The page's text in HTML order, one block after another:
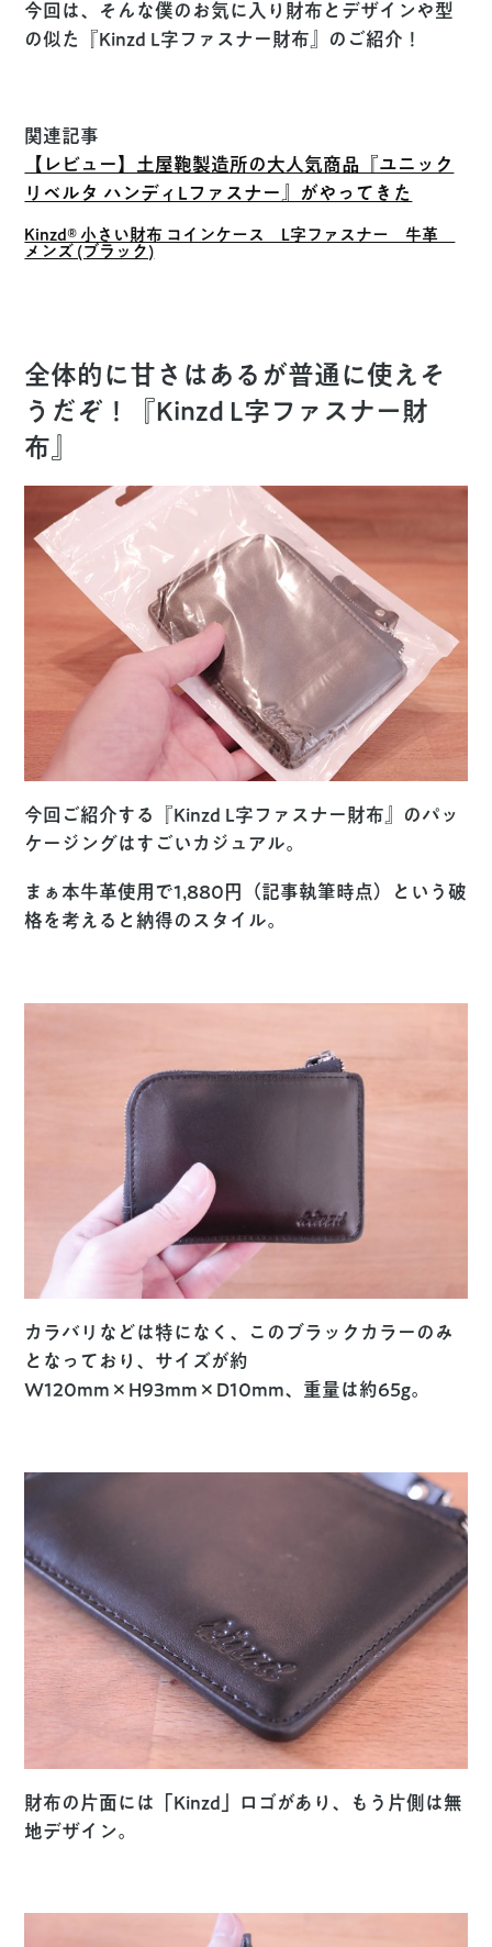
今回は、そんな僕のお気に入り財布とデザインや型
の似た『Kinzd L字ファスナー財布 』のご紹介！
関連記事
【レビュー】土屋鞄製造所の大人気商品『ユニック
リベルタ ハンディLファスナー』がやってきた
Kinzd® 小さい財布 コインケース L字ファスナー 牛革
メンズ (ブラック)
全体的に甘さはあるが普通に使えそ
うだぞ！『Kinzd L字ファスナー財
布』
今回ご紹介する『Kinzd L字ファスナー財布』のパッ
ケージングはすごいカジュアル。
まぁ本牛革使用で1,880円（記事執筆時点）という破
格を考えると納得のスタイル。
カラバリなどは特になく、このブラックカラーのみ
となっており、サイズが約
W120mm×H93mm×D10mm、重量は約65g。
財布の片面には「Kinzd」ロゴがあり、もう片側は無
地デザイン。